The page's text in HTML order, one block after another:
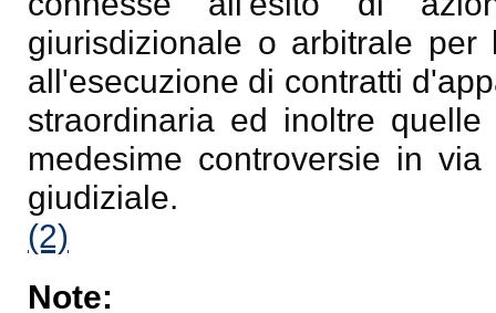
giurisdizionale o arbitrale
all'esecuzione di contratti
straordinaria ed inoltre
medesime controversie in
giudiziale.
(2)
Note: